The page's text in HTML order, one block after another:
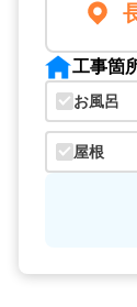
工事箇
お風呂
屋根